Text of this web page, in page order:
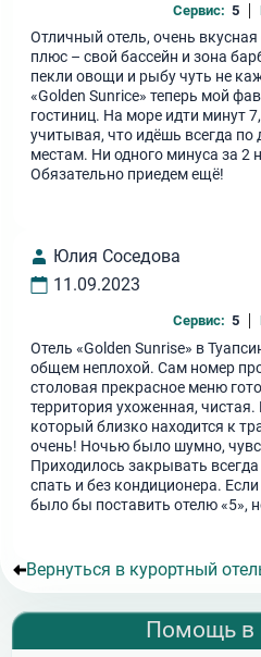
Сервис: 5
Отличный отель, очень
плюс – свой бассейн и зона
пекли овощи и рыбу чуть не
«Golden Sunrice» теперь мой
гостиниц. На море идти минут
учитывая, что идёшь всегда
местам. Ни одного минуса за 2
Обязательно приедем ещё!
Юлия Соседова
11.09.2023
Сервис: 5
Отель «Golden Sunrise» в
общем неплохой. Сам номер
столовая прекрасное меню
территория ухоженная,
который близко находится к
очень! Ночью было шумно,
Приходилось закрывать
спать и без кондиционера.
было бы поставить отелю «5»,
Вернуться в курортный
Помощь в